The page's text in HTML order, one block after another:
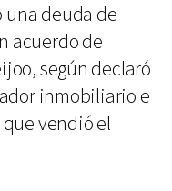
una deuda de
acuerdo de
según declaró
inmobiliario e
vendió el